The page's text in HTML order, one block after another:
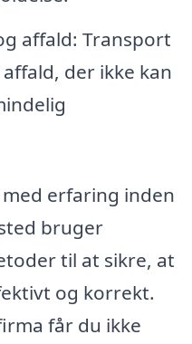
affald: Transport
der ikke kan
erfaring inden
bruger
til at sikre, at
og korrekt.
får du ikke